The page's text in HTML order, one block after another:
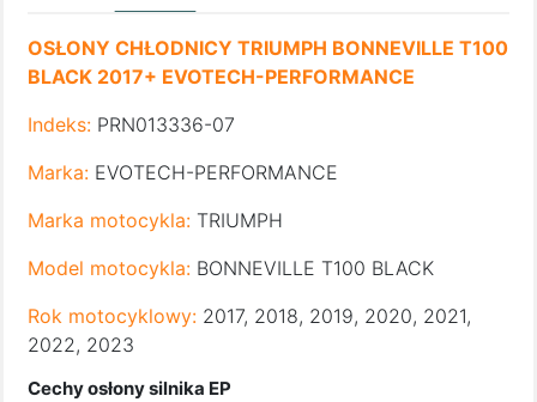
OSŁONY CHŁODNICY TRIUMPH BONNEVILLE T100
BLACK 2017+ EVOTECH-PERFORMANCE
Indeks: PRN013336-07
Marka: EVOTECH-PERFORMANCE
Marka motocykla: TRIUMPH
Model motocykla: BONNEVILLE T100 BLACK
Rok motocyklowy: 2017, 2018, 2019, 2020, 2021,
2022, 2023
Cechy osłony silnika EP